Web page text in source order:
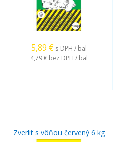
5,89 € s DPH / bal
4,79 € bez DPH / bal
Zverlit s vôňou červený 6 kg